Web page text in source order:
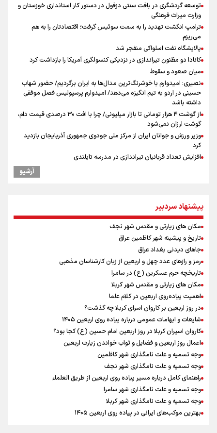
توسعه گردشگری در بافت سنتی دزفول در دستور کار استانداری خوزستان و
وزارت میراث فرهنگی
ترامپ انگشت تهدید را به سمت سوئیس گرفت؛ اقتصادتان را به هم
می‌ریزم
پالایشگاه نفت اسلواکی منفجر شد
کانادا دو مظنون تیراندازی در نزدیکی کنسولگری آمریکا را بازداشت کرد
میان صعود و سقوط
نصیری: امیدوارم با خوشرنگ‌ترین مدال‌ها به ایران برگردیم/ حضور شهاب
حسینی در اردو به تیم انگیزه می‌دهد/ امیدوارم پرسپولیس فصل موفقی
داشته باشد
از گوشت ۴ هزار تومانی تا بازار میلیونی/ چرا با افت ۳۰ درصدی قیمت دام،
گوشت ارزان نمی‌شود
وزیر ورزش و جوانان ایران از مرکز ملی جودوی جمهوری آذربایجان بازدید
کرد
افزایش تعداد قربانیان تیراندازی در مدرسه تایلندی
ادعای ترامپ: جنگ بزودی پایان می‌یابد/تامین برخی مهمات «محدودتر»
موسی جنپو، بازیکن فصل گذشته استقلال به پانتولیکوس یونان پیوست
دانیال شه‌بخش: اردوی ازبکستان کیفیت فنی تیم ملی را بالا برد/ برای
مدال ناگویا باید قهرمانان جهان و المپیک را شکست دهیم
ورزشکاران سنگنوردی
یمن، ایستاده در برابر تحریم و تجاوز
علیرضا نصیری وزنه‌برداری ایرانی دسته ۱۱۰ کیلوگرم : امیدوارم با
خوشرنگ‌ترین مدال‌ها به ایران برگردیم
خودکشی ضارب ۱۴ ساله مدرسه تایلندی
مکان های زیارتی و مقدس شهر نجف
انتشار نتایج آزمون ورودی مدارس سمپاد
خطیب جمعه تهران: دشمن شکست مفتضحانه خورده و به التماس افتاده،
ادبیات باخت را هم بلد نیست
آرشیو
پیشنهاد سردبیر
مکان های زیارتی و مقدس شهر نجف
تاریخ و پیشینه شهر کاظمین عراق
جاهای دیدنی بغداد عراق
رمز و رازهای عدد چهل و اربعین از زبان کارشناسان مذهبی
تاریخچه حرم عسکرین (ع) در سامرا
مکان های زیارتی و مقدس شهر کربلا
اهمیت پیاده‌روی اربعین در کلام علما
در روز اربعین بر کاروان اسرای کربلا چه گذشت؟
شایعات و ابهامات عمومی درباره پیاده روی اربعین ۱۴۰۵
کاروان اسیران کربلا در روز اربعین امام حسین (ع) کجا بود؟
اعمال روز اربعین و فضایل و ثواب خواندن زیارت اربعین
وجه تسمیه و علت نامگذاری شهر کاظمین
وجه تسمیه و علت نامگذاری شهر نجف
راهنمای کامل درباره مسیر پیاده روی اربعین از طریق العلماء
وجه تسمیه و علت نامگذاری شهر سامرا
وجه تسمیه و علت نامگذاری شهر کربلا
بهترین موکب‌های ایرانی در پیاده روی اربعین ۱۴۰۵